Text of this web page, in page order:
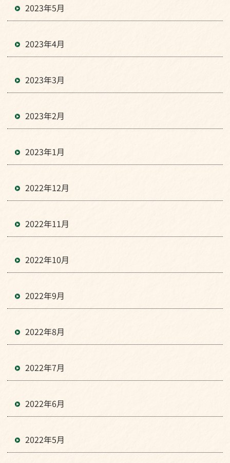
2023年5月
2023年4月
2023年3月
2023年2月
2023年1月
2022年12月
2022年11月
2022年10月
2022年9月
2022年8月
2022年7月
2022年6月
2022年5月